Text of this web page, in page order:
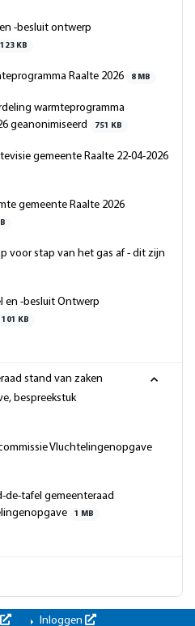
-besluit ontwerp
123 KB
Raalte 2026 8 MB
warmteprogramma
geanonimiseerd
751 KB
gemeente Raalte 22-04-2026
gemeente Raalte 2026
voor stap van het gas af - dit zijn
en -besluit Ontwerp
101 KB
stand van zaken
bespreekstuk
Vluchtelingenopgave
de-tafel gemeenteraad
1 MB
Inloggen